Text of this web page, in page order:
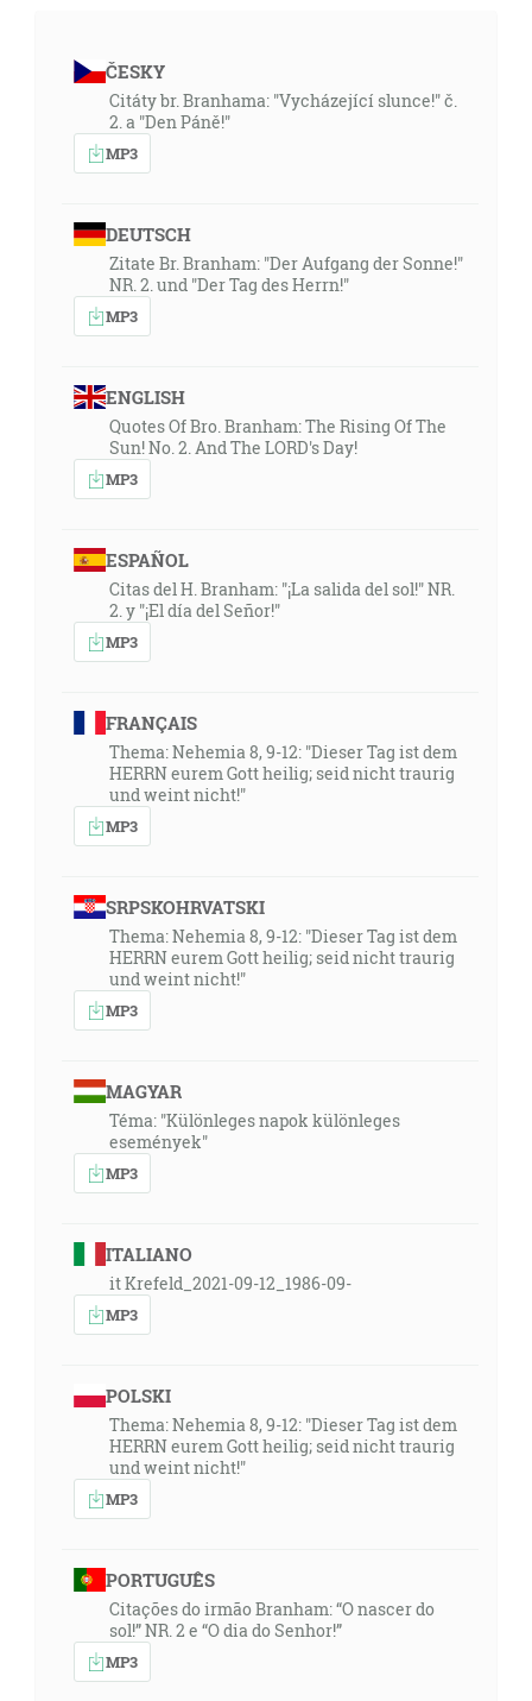
ČESKY
Citáty br. Branhama: "Vycházející slunce!" č.
2. a "Den Páně!"
MP3
DEUTSCH
Zitate Br. Branham: "Der Aufgang der Sonne!"
NR. 2. und "Der Tag des Herrn!"
MP3
ENGLISH
Quotes Of Bro. Branham: The Rising Of The
Sun! No. 2. And The LORD's Day!
MP3
ESPAÑOL
Citas del H. Branham: "¡La salida del sol!" NR.
2. y "¡El día del Señor!"
MP3
FRANÇAIS
Thema: Nehemia 8, 9-12: "Dieser Tag ist dem
HERRN eurem Gott heilig; seid nicht traurig
und weint nicht!"
MP3
SRPSKOHRVATSKI
Thema: Nehemia 8, 9-12: "Dieser Tag ist dem
HERRN eurem Gott heilig; seid nicht traurig
und weint nicht!"
MP3
MAGYAR
Téma: "Különleges napok különleges
események"
MP3
ITALIANO
it Krefeld_2021-09-12_1986-09-
MP3
POLSKI
Thema: Nehemia 8, 9-12: "Dieser Tag ist dem
HERRN eurem Gott heilig; seid nicht traurig
und weint nicht!"
MP3
PORTUGUÊS
Citações do irmão Branham: “O nascer do
sol!” NR. 2 e “O dia do Senhor!”
MP3